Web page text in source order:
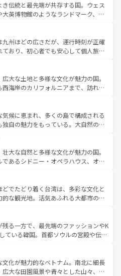
など、多彩な楽しみ方が可能だ。さ
域にも魅力が溢れており、どの街角に
それぞれで全く異なる文化を体験で
う。 なお、新着のフランス情報はコンテンツ一覧
バイエルン州のアルプスの絶景、そ
ワイン畑といった風景は必見。ビール
体験してほしい。 なお、新着の
ンツ一覧を参照してほしい。
伝統と最先端が共存する国。ウェス
大英博物館のようなランドマーク、歴
がある。また、優雅なアフタヌーン
にはたまらない英国パブ、サッカー観
そできる体験も豊富。イギリスを旅
しい。
九州ほどの広さだが、運行時刻が正確
おり、初心者でも安心して個人旅行
町や、スイスならではのユニークな
ス観光だけでなく町歩きも満喫する
所得が高いため物価も高いが、旅行
を楽しむこともできる。 なお、新
ンテンツ一覧 を参照してほしい。
大な土地と多様な文化が魅力の国。
海岸のカリフォルニアまで、訪れる
観光、ショッピング、エンターテイ
激的なスポットだ。一方、アメリカ
がり、グランドキャニオンやイエロー
では、音楽と美食が融合した独特の
アメリカの各地域で異なる魅力を楽
性と豊かな歴史を感じることができ
なお、新着のアメリカ
覧を参照してほしい。
候に恵まれ、多くの島で構成される
自の魅力をもっている。大自然の神
また、定番の観光地といえばオアフ
求めるならマウイ島やカウアイ島が
グリーンに輝く海をはじめ、豊かな
訪れる人々を迎えてくれるハワイの
カルフードやハワイアンミュージッ
スなど、すべてがハワイの魅力を彩
お、新着のハワイ情報
参照してほしい。
大な自然と多様な文化が魅力の国。
あるシドニー・オペラハウス、オー
部にそびえるウルル（エアーズロッ
しい原生林やケアンズの熱帯雨林な
ん。また、カフェやワイン、オージ
も充実しており、サーフィンやダイ
ど、アウトドア好きにはたまらな
多彩な魅力を存分に味わいつくそ
でたどり着く台湾は、多彩な文化と
な観光地。活気あふれる大都市の台
帯である台湾東部など、都市の喧騒
存しており、訪れる人に新しい発見と
る。また、奥深い台湾の食文化も魅
イーツなど、バラエティ豊かな料理
。 なお、新着の台湾情報は コンテンツ一覧を参
残る一方で、最先端のファッションやK
ている韓国。首都ソウルの宮殿や伝統
ば四季折々の自然美を楽しむことが
ムチや焼肉、絶品のストリートフード
国料理が待っている。夜には、韓国な
文化が魅力的なベトナム。南北に細長
広大な田園風景や青々とした山々、世